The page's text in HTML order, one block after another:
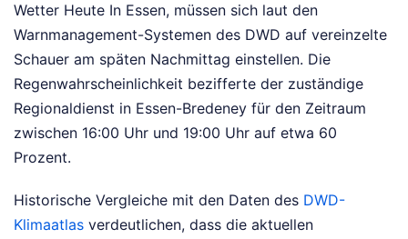
Wetter Heute In Essen, müssen sich laut den
Warnmanagement-Systemen des DWD auf vereinzelte
Schauer am späten Nachmittag einstellen. Die
Regenwahrscheinlichkeit bezifferte der zuständige
Regionaldienst in Essen-Bredeney für den Zeitraum
zwischen 16:00 Uhr und 19:00 Uhr auf etwa 60
Prozent.
Historische Vergleiche mit den Daten des DWD-
Klimaatlas verdeutlichen, dass die aktuellen